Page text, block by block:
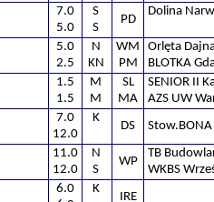
7.0
5.0
S
S
PD
Dolina
5.0
2.5
N
KN
WM
PM
Orlęta
BLOTKA
1.5
1.5
M
M
SL
MA
SENIOR II
AZS UW
7.0
12.0
K
DS Stow.BONA
11.0
12.0
N
S
WP
TB
WKBS
6.0
K
IRE